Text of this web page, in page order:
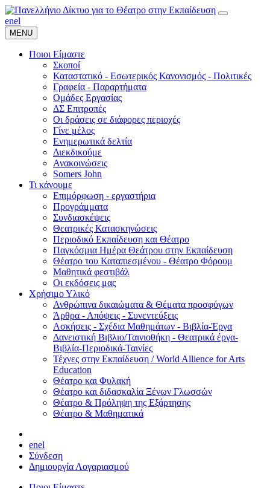
enel
MENU
Ποιοι Είμαστε
Σκοποί
Καταστατικό - Εσωτερικός Κανονισμός - Πολιτικές
Γραφεία - Παραρτήματα
Ομάδες Εργασίας
ΔΣ Επιτροπές
Οι δράσεις σε διάφορες περιοχές
Γίνε μέλος
Ενημερωτικά δελτία
Διεκδικούμε
Ανακοινώσεις
Somers John
Τι κάνουμε
Επιμόρφωση - εργαστήρια
Προγράμματα
Συνδιασκέψεις
Θεατρικές Κατασκηνώσεις
Περιοδικό Εκπαίδευση και Θέατρο
Παγκόσμια Ημέρα Θεάτρου στην Εκπαίδευση
Θέατρο του Καταπιεσμένου - Θέατρο Φόρουμ
Μαθητικά φεστιβάλ
Οι εκδόσεις μας
Χρήσιμο Υλικό
Ανθρώπινα δικαιώματα & Θέματα προσφύγων
Άρθρα - Απόψεις - Συνεντεύξεις
Ασκήσεις - Σχέδια Μαθημάτων - Βιβλία-Έργα
Δανειστική Βιβλιο/Ταινιοθήκη - Θεατρικά έργα-
Βιβλία-Περιοδικά-Ταινίες
Τέχνες στην Εκπαίδευση / World Allience for Arts
Education
Θέατρο και Φυλακή
Θέατρο και διδασκαλία Ξένων Γλωσσών
Θέατρο & Πρόληψη της Εξάρτησης
Θέατρο & Μαθηματικά
enel
Σύνδεση
Δημιουργία Λογαριασμού